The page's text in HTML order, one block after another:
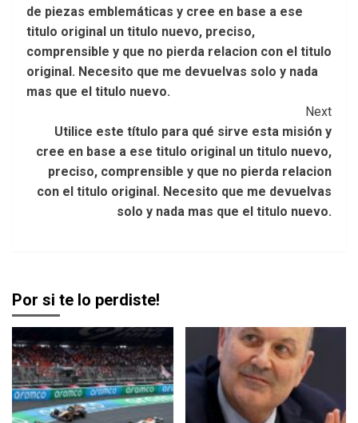
de piezas emblemáticas y cree en base a ese
titulo original un titulo nuevo, preciso,
comprensible y que no pierda relacion con el titulo
original. Necesito que me devuelvas solo y nada
mas que el titulo nuevo.
Next
Utilice este título para qué sirve esta misión y
cree en base a ese titulo original un titulo nuevo,
preciso, comprensible y que no pierda relacion
con el titulo original. Necesito que me devuelvas
solo y nada mas que el titulo nuevo.
Por si te lo perdiste!